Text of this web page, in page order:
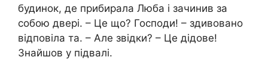
будинок, де прибирала Люба і зачинив за
собою двері. – Це що? Господи! – здивовано
відповіла та. – Але звідки? – Це дідове!
Знайшов у підвалі.